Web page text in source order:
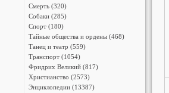
Смерть (320)
Собаки (285)
Спорт (180)
Тайные общества и ордены (468)
Танец и театр (559)
Транспорт (1054)
Фридрих Великий (817)
Христианство (2573)
Энциклопедии (13387)